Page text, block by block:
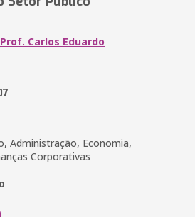
Carlos Eduardo
Administração, Economia,
Corporativas